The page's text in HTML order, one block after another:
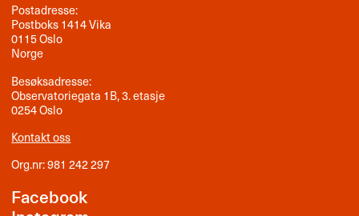
Postadresse:
Postboks 1414 Vika
0115 Oslo
Norge
Besøksadresse:
Observatoriegata 1B, 3. etasje
0254 Oslo
Kontakt oss
Org.nr: 981 242 297
Facebook